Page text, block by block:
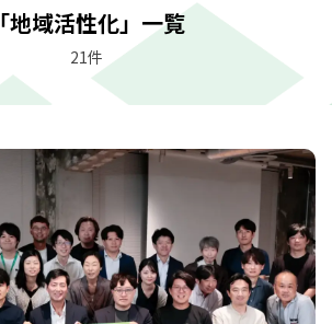
「地域活性化」一覧
21件